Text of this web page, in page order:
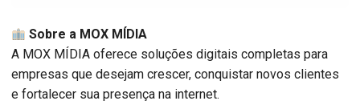
Sobre a MOX MÍDIA
A MOX MÍDIA oferece soluções digitais completas para
empresas que desejam crescer, conquistar novos clientes
e fortalecer sua presença na internet.